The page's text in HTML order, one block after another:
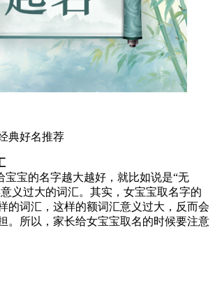
典好名推荐
宝的名字越大越好，就比如说是“无
义过大的词汇。其实，女宝宝取名字的
的词汇，这样的额词汇意义过大，反而会
。所以，家长给女宝宝取名的时候要注意